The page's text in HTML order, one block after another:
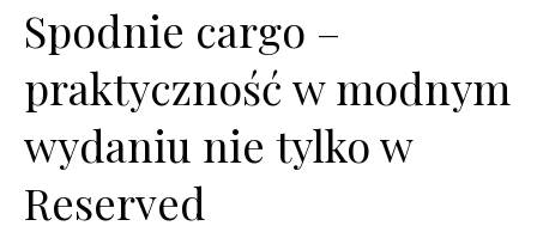
Spodnie cargo –
praktyczność w modnym
wydaniu nie tylko w
Reserved